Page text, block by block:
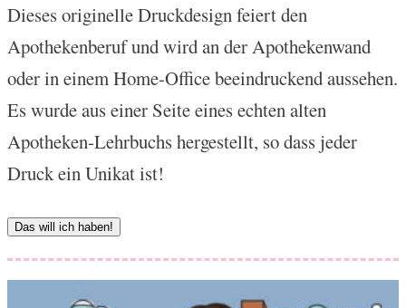
Dieses originelle Druckdesign feiert den
Apothekenberuf und wird an der Apothekenwand
oder in einem Home-Office beeindruckend aussehen.
Es wurde aus einer Seite eines echten alten
Apotheken-Lehrbuchs hergestellt, so dass jeder
Druck ein Unikat ist!
Das will ich haben!